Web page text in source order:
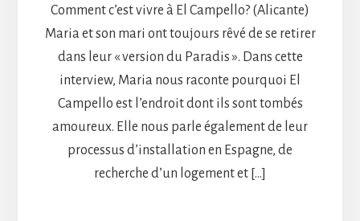
Comment c’est vivre à El Campello? (Alicante)
Maria et son mari ont toujours rêvé de se retirer
dans leur « version du Paradis ». Dans cette
interview, Maria nous raconte pourquoi El
Campello est l’endroit dont ils sont tombés
amoureux. Elle nous parle également de leur
processus d’installation en Espagne, de
recherche d’un logement et […]